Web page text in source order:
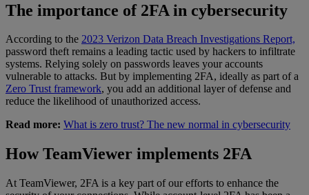
The importance of 2FA in cybersecurity
According to the 2023 Verizon Data Breach Investigations Report,
password theft remains a leading tactic used by hackers to infiltrate
systems. Relying solely on passwords leaves your accounts
vulnerable to attacks. But by implementing 2FA, ideally as part of a
Zero Trust framework, you add an additional layer of defense and
reduce the likelihood of unauthorized access.
Read more: What is zero trust? The new normal in cybersecurity
How TeamViewer implements 2FA
At TeamViewer, 2FA is a key part of our efforts to enhance the